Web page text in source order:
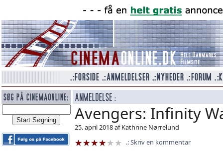
Avengers: Infinity
25. april 2018 af Kathrine Nørrelund
Skriv en kommentar